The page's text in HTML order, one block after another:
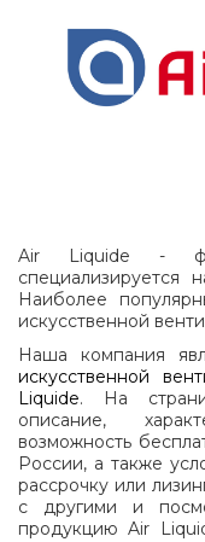
Air Liquide -
специализируется
Наиболее
искусственной
Наша компания
искусственной
Liquide. На
описание,
возможность
России, а также
рассрочку или
с другими и
продукцию Air